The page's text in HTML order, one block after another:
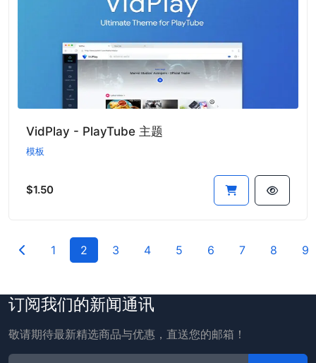
VidPlay - PlayTube 主题
模板
$1.50
1 2 3 4 5 6 7 8 9
订阅我们的新闻通讯
敬请期待最新精选商品与优惠，直送您的邮箱！